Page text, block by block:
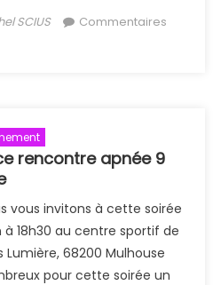
SCIUS
Commentaires
rencontre apnée 9
vous invitons à cette soirée
à 18h30 au centre sportif de
Lumière, 68200 Mulhouse
pour cette soirée un